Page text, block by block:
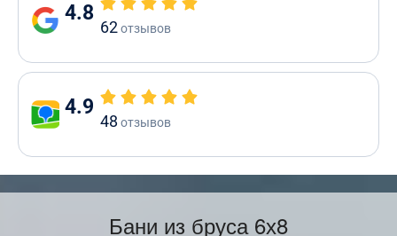
4.8
62отзывов
4.9
48 отзывов
Бани из бруса 6х8